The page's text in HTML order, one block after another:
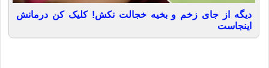
دیگه از جای زخم و بخیه خجالت نکش! کلیک کن درمانش
اینجاست